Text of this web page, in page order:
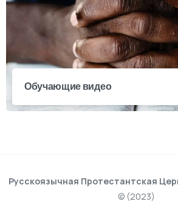
Обучающие видео
Русскоязычная Протестантская
© (2023)